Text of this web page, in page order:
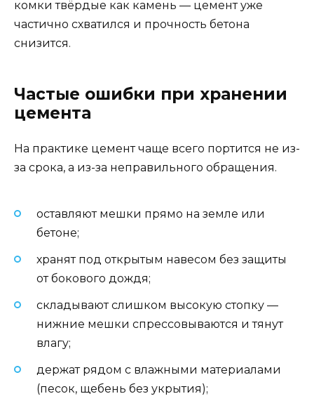
комки твёрдые как камень — цемент уже
частично схватился и прочность бетона
снизится.
Частые ошибки при хранении
цемента
На практике цемент чаще всего портится не из-
за срока, а из-за неправильного обращения.
оставляют мешки прямо на земле или
бетоне;
хранят под открытым навесом без защиты
от бокового дождя;
складывают слишком высокую стопку —
нижние мешки спрессовываются и тянут
влагу;
держат рядом с влажными материалами
(песок, щебень без укрытия);